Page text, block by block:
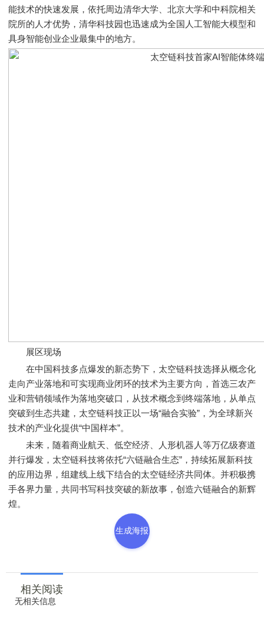
能技术的快速发展，依托周边清华大学、北京大学和中科院相关
院所的人才优势，清华科技园也迅速成为全国人工智能大模型和
具身智能创业企业最集中的地方。
展区现场
在中国科技多点爆发的新态势下，太空链科技选择从概念化
走向产业落地和可实现商业闭环的技术为主要方向，首选三农产
业和营销领域作为落地突破口，从技术概念到终端落地，从单点
突破到生态共建，太空链科技正以一场“融合实验”，为全球新兴
技术的产业化提供“中国样本”。
未来，随着商业航天、低空经济、人形机器人等万亿级赛道
并行爆发，太空链科技将依托“六链融合生态”，持续拓展新科技
的应用边界，组建线上线下结合的太空链经济共同体。并积极携
手各界力量，共同书写科技突破的新故事，创造六链融合的新辉
煌。
生成海报
相关阅读
无相关信息